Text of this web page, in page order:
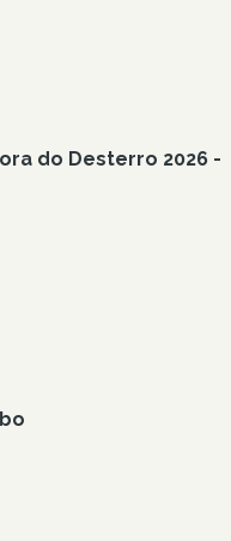
do Desterro 2026 -